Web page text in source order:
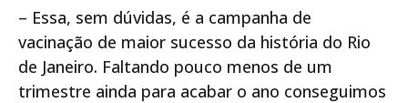
– Essa, sem dúvidas, é a campanha de
vacinação de maior sucesso da história do Rio
de Janeiro. Faltando pouco menos de um
trimestre ainda para acabar o ano conseguimos